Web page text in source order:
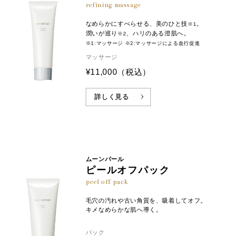
refining massage
なめらかにすべらせる、美のひと技※1 。
潤いが巡り ※2 、ハリのある澄肌へ。
※1:マッサージ ※2:マッサージによる血行促進
マッサージ
¥11,000 （税込）
詳しく見る
ムーンパール
ピールオフパック
peel off pack
毛穴の汚れや古い角質を、吸着してオフ。
キメなめらかな肌へ導く。
パック